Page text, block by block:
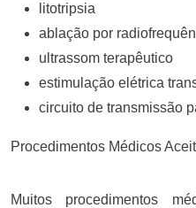
litotripsia
ablação por
ultrassom terapêutico
estimulação elétrica
circuito de transmissão
Procedimentos Médicos
Muitos procedimentos